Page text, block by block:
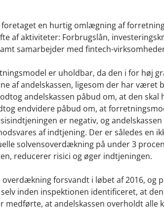
foretaget en hurtig omlægning af
af aktiviteter: Forbrugslån,
samarbejder med fintech-
er uholdbar, da den i for høj
af andelskassen, ligesom der har været
andelskassen påbud om, at den
endvidere påbud om, at
er negativ, og
af indtjening. Der er således en
solvensoverdækning på under 3
reducerer risici og øger indtjeningen.
forsvandt i løbet af 2016, og
inden inspektionen identificeret, at
at andelskassen overholdt alle